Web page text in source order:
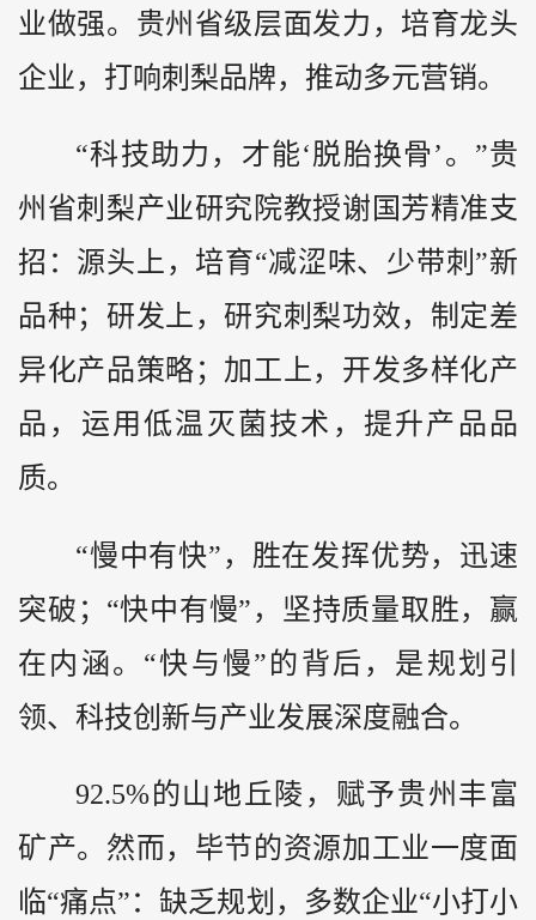
业做强。贵州省级层面发力，培育龙头
企业，打响刺梨品牌，推动多元营销。
“科技助力，才能‘脱胎换骨’。”贵
州省刺梨产业研究院教授谢国芳精准支
招：源头上，培育“减涩味、少带刺”新
品种；研发上，研究刺梨功效，制定差
异化产品策略；加工上，开发多样化产
品，运用低温灭菌技术，提升产品品
质。
“慢中有快”，胜在发挥优势，迅速
突破；“快中有慢”，坚持质量取胜，赢
在内涵。“快与慢”的背后，是规划引
领、科技创新与产业发展深度融合。
92.5%的山地丘陵，赋予贵州丰富
矿产。然而，毕节的资源加工业一度面
临“痛点”：缺乏规划，多数企业“小打小